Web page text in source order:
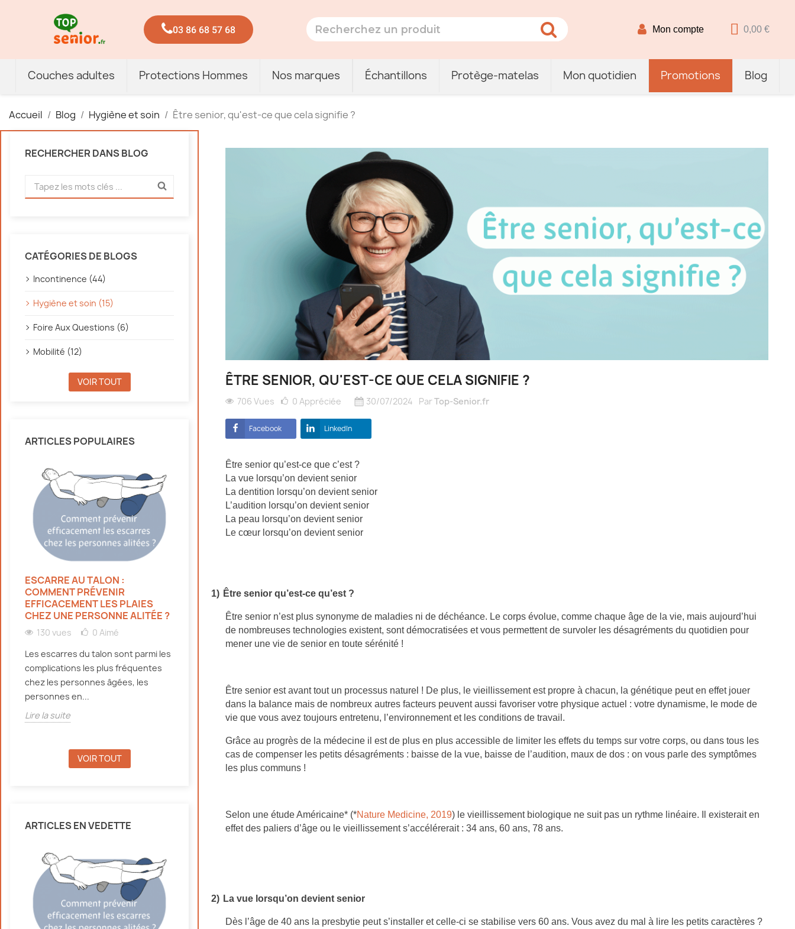
03 86 68 57 68 Mon compte 0,00 €
Couches adultes Protections Hommes Nos marques Échantillons Protège-matelas Mon quotidien Promotions Blog
Accueil Blog Hygiène et soin Être senior, qu'est-ce que cela signifie ?
RECHERCHER DANS BLOG
CATÉGORIES DE BLOGS
Incontinence (44)
Hygiène et soin (15)
Foire Aux Questions (6)
Mobilité (12)
VOIR TOUT
ARTICLES POPULAIRES
ESCARRE AU TALON :
COMMENT PRÉVENIR
EFFICACEMENT LES PLAIES
CHEZ UNE PERSONNE ALITÉE ?
130 vues 0 Aimé
Les escarres du talon sont parmi les
complications les plus fréquentes
chez les personnes âgées, les
personnes en...
Lire la suite
PERSONNES ÂGÉES EN
131 vues 0 Aimé
Découvrez pourquoi les seniors
d'incontinence, et comment...
Lire la suite
126 vues 1Aimé
Vous souffrez d’incontinence
parfois être liés à...
Lire la suite
232 vues 38 Aimé
de Parkinson, notamment à...
Lire la suite
210 vues
des femmes en...
Lire la suite
VOIR TOUT
ARTICLES EN VEDETTE
ÊTRE SENIOR, QU'EST-CE QUE CELA SIGNIFIE ?
706 Vues 0 Appréciée 30/07/2024 ParTop-Senior.fr
Facebook LinkedIn
Être senior qu’est-ce que c’est ?
La vue lorsqu’on devient senior
La dentition lorsqu’on devient senior
L’audition lorsqu’on devient senior
La peau lorsqu’on devient senior
Le cœur lorsqu’on devient senior
1) Être senior qu’est-ce qu’est ?
Être senior n’est plus synonyme de maladies ni de déchéance. Le corps évolue, comme chaque âge de la vie, mais aujourd’hui
de nombreuses technologies existent, sont démocratisées et vous permettent de survoler les désagréments du quotidien pour
mener une vie de senior en toute sérénité !
Être senior est avant tout un processus naturel ! De plus, le vieillissement est propre à chacun, la génétique peut en effet jouer
dans la balance mais de nombreux autres facteurs peuvent aussi favoriser votre physique actuel : votre dynamisme, le mode de
vie que vous avez toujours entretenu, l’environnement et les conditions de travail.
Grâce au progrès de la médecine il est de plus en plus accessible de limiter les effets du temps sur votre corps, ou dans tous les
cas de compenser les petits désagréments : baisse de la vue, baisse de l’audition, maux de dos : on vous parle des symptômes
les plus communs !
Selon une étude Américaine* (*Nature Medicine, 2019) le vieillissement biologique ne suit pas un rythme linéaire. Il existerait en
effet des paliers d’âge ou le vieillissement s’accélérerait : 34 ans, 60 ans, 78 ans.
2) La vue lorsqu’on devient senior
Dès l’âge de 40 ans la presbytie peut s’installer et celle-ci se stabilise vers 60 ans. Vous avez du mal à lire les petits caractères ?